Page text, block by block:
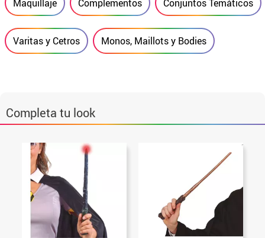
Maquillaje Complementos Conjuntos Temáticos
Varitas y Cetros Monos, Maillots y Bodies
Completa tu look